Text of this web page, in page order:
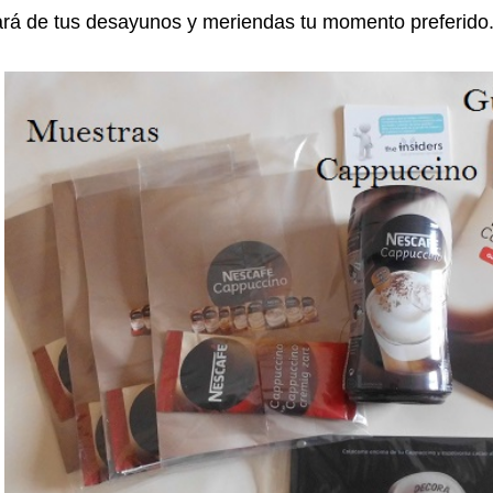
de tus desayunos y meriendas tu momento preferido.